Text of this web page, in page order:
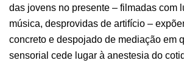
das jovens no presente – filmadas com
música, desprovidas de artifício –
concreto e despojado de mediação em
sensorial cede lugar à anestesia do